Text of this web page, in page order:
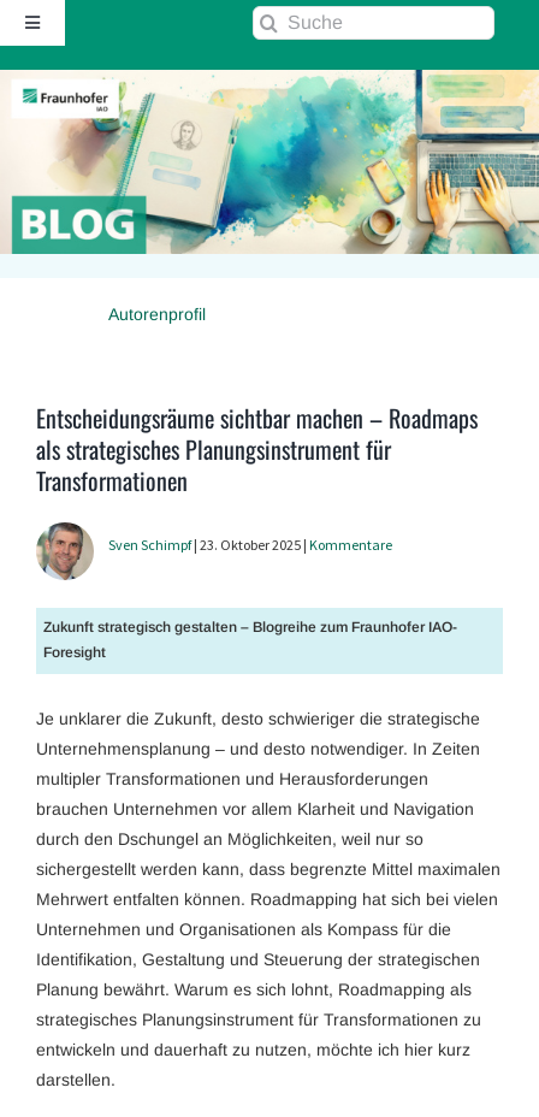
Zum
Inhalt
springen
Toggle
Navigation
Startseite
Über diesen Blog
Kontakt
Kommentarrichtlinie
Fraunhofer IAO ↗
Suche
Autorenprofil
Entscheidungsräume sichtbar machen – Roadmaps
als strategisches Planungsinstrument für
Transformationen
Sven Schimpf| 23. Oktober 2025 | Kommentare
Zukunft strategisch gestalten – Blogreihe zum Fraunhofer IAO-
Foresight
Je unklarer die Zukunft, desto schwieriger die strategische
Unternehmensplanung – und desto notwendiger. In Zeiten
multipler Transformationen und Herausforderungen
brauchen Unternehmen vor allem Klarheit und Navigation
durch den Dschungel an Möglichkeiten, weil nur so
sichergestellt werden kann, dass begrenzte Mittel maximalen
Mehrwert entfalten können. Roadmapping hat sich bei vielen
Unternehmen und Organisationen als Kompass für die
Identifikation, Gestaltung und Steuerung der strategischen
Planung bewährt. Warum es sich lohnt, Roadmapping als
strategisches Planungsinstrument für Transformationen zu
entwickeln und dauerhaft zu nutzen, möchte ich hier kurz
darstellen.